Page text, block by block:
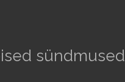
sündmused